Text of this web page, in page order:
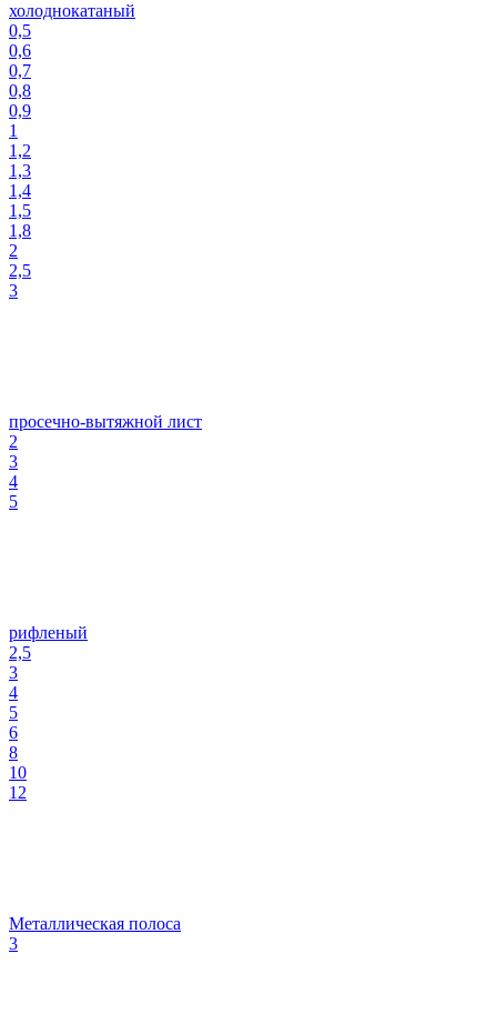
холоднокатаный
0,5
0,6
0,7
0,8
0,9
1
1,2
1,3
1,4
1,5
1,8
2
2,5
3
просечно-вытяжной лист
2
3
4
5
рифленый
2,5
3
4
5
6
8
10
12
Металлическая полоса
3